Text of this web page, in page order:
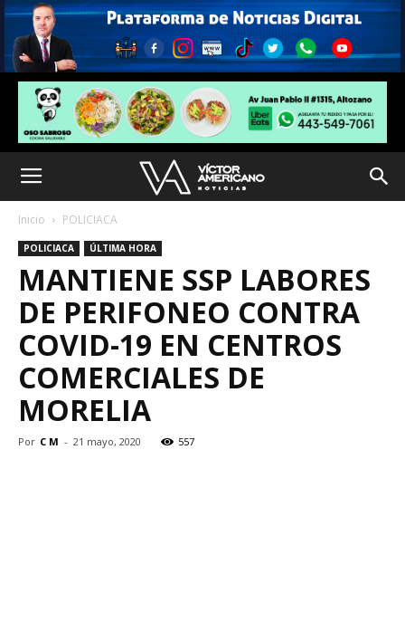
Inicio POLICIACA
POLICIACA ÚLTIMA HORA
MANTIENE SSP LABORES
DE PERIFONEO CONTRA
COVID-19 EN CENTROS
COMERCIALES DE
MORELIA
Por C M - 21 mayo, 2020 557